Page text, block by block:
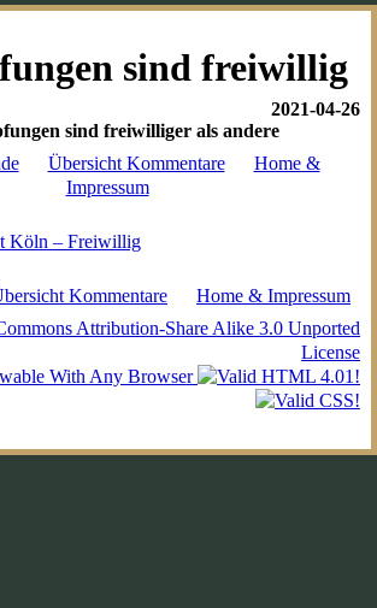
sind freiwillig
2021-04-26
sind freiwilliger als andere
Übersicht Kommentare
Home &
Impressum
Kommentare Home & Impressum